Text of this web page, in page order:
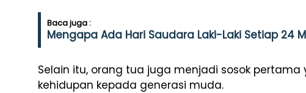
Baca juga :
Mengapa Ada Hari Saudara Laki-Laki Setiap 24
Selain itu, orang tua juga menjadi sosok
kehidupan kepada generasi muda.